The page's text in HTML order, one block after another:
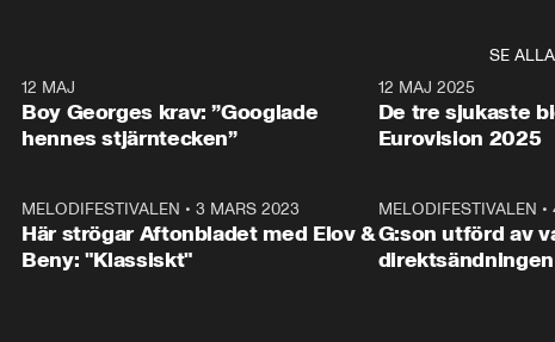
SE ALLA
12 MAJ
Boy Georges krav: ”Googlade
hennes stjärntecken”
12 MAJ 2025
De tre sjukaste
Eurovision 2025
MELODIFESTIVALEN • 3 MARS 2023
Här strögar Aftonbladet med Elov &
Beny: "Klassiskt"
MELODIFESTIVALEN •
G:son utförd av
direktsändningen